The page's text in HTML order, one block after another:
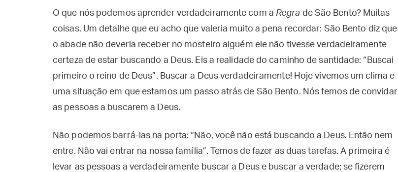
O que nós podemos aprender verdadeiramente com a Regra de São Bento? Muitas
coisas. Um detalhe que eu acho que valeria muito a pena recordar: São Bento diz que
o abade não deveria receber no mosteiro alguém ele não tivesse verdadeiramente
certeza de estar buscando a Deus. Eis a realidade do caminho de santidade: “Buscai
primeiro o reino de Deus”. Buscar a Deus verdadeiramente! Hoje vivemos um clima e
uma situação em que estamos um passo atrás de São Bento. Nós temos de convidar
as pessoas a buscarem a Deus.
Não podemos barrá-las na porta: “Não, você não está buscando a Deus. Então nem
entre. Não vai entrar na nossa família”. Temos de fazer as duas tarefas. A primeira é
levar as pessoas a verdadeiramente buscar a Deus e buscar a verdade; se fizerem